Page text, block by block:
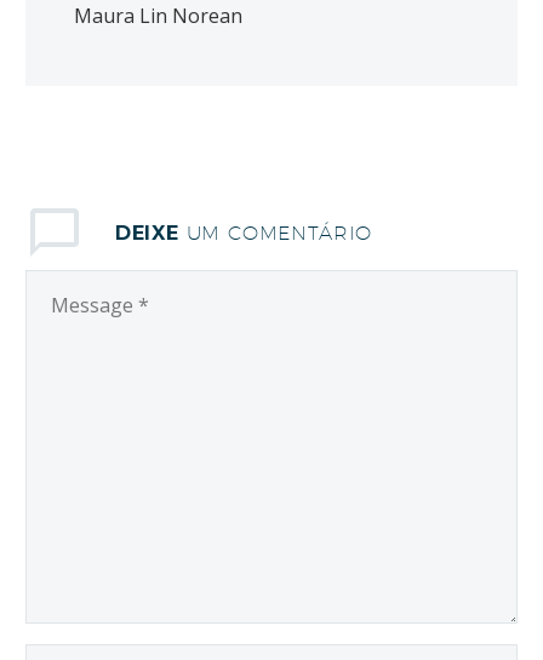
Maura Lin Norean
DEIXE UM COMENTÁRIO